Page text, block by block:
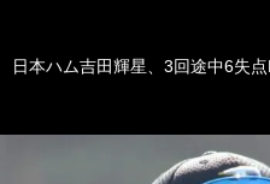
日本ハム吉田輝星、3回途中6失